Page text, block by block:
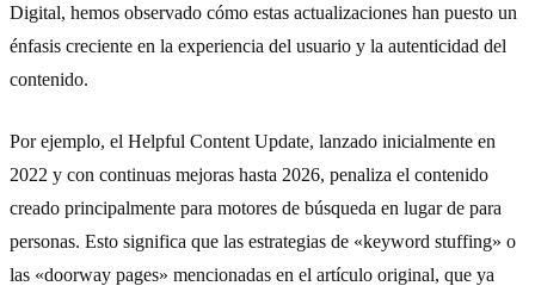
Digital, hemos observado cómo estas actualizaciones han puesto un
énfasis creciente en la experiencia del usuario y la autenticidad del
contenido.
Por ejemplo, el Helpful Content Update, lanzado inicialmente en
2022 y con continuas mejoras hasta 2026, penaliza el contenido
creado principalmente para motores de búsqueda en lugar de para
personas. Esto significa que las estrategias de «keyword stuffing» o
las «doorway pages» mencionadas en el artículo original, que ya